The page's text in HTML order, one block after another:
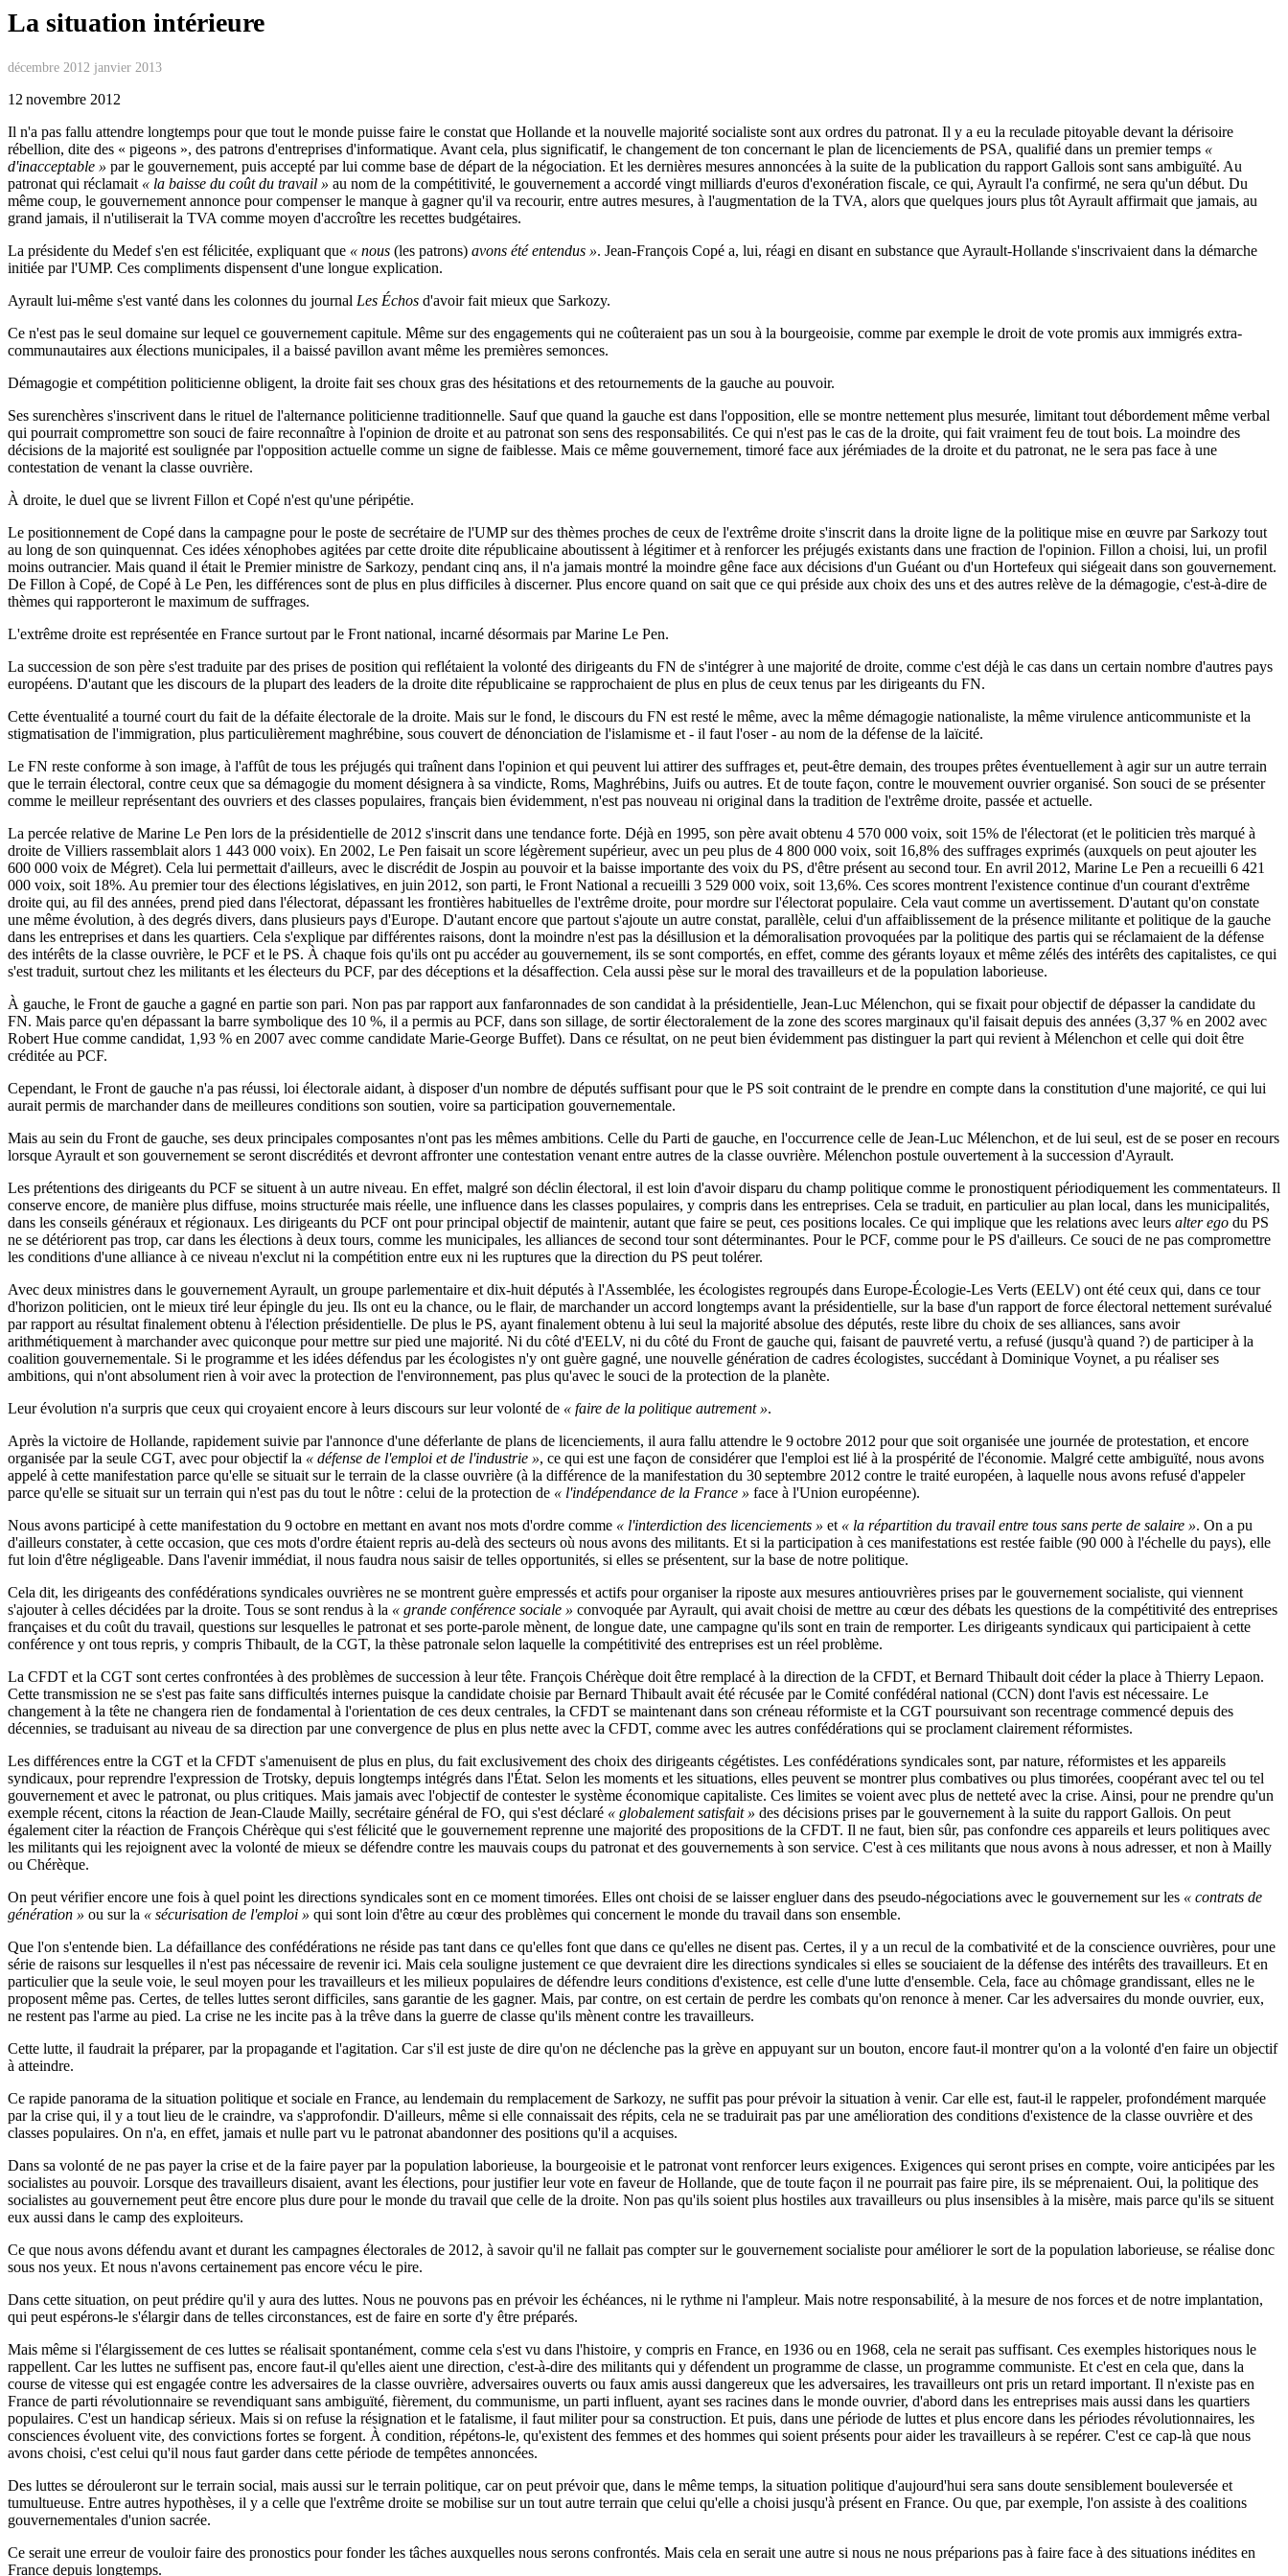
La situation intérieure
décembre 2012 janvier 2013
12 novembre 2012
Il n'a pas fallu attendre longtemps pour que tout le monde puisse faire le constat que Hollande et la nouvelle majorité socialiste sont aux ordres du patronat. Il y a eu la reculade pitoyable devant la dérisoire
rébellion, dite des « pigeons », des patrons d'entreprises d'informatique. Avant cela, plus significatif, le changement de ton concernant le plan de licenciements de PSA, qualifié dans un premier temps «
d'inacceptable » par le gouvernement, puis accepté par lui comme base de départ de la négociation. Et les dernières mesures annoncées à la suite de la publication du rapport Gallois sont sans ambiguïté. Au
patronat qui réclamait « la baisse du coût du travail » au nom de la compétitivité, le gouvernement a accordé vingt milliards d'euros d'exonération fiscale, ce qui, Ayrault l'a confirmé, ne sera qu'un début. Du
même coup, le gouvernement annonce pour compenser le manque à gagner qu'il va recourir, entre autres mesures, à l'augmentation de la TVA, alors que quelques jours plus tôt Ayrault affirmait que jamais, au
grand jamais, il n'utiliserait la TVA comme moyen d'accroître les recettes budgétaires.
La présidente du Medef s'en est félicitée, expliquant que « nous (les patrons) avons été entendus ». Jean-François Copé a, lui, réagi en disant en substance que Ayrault-Hollande s'inscrivaient dans la démarche
initiée par l'UMP. Ces compliments dispensent d'une longue explication.
Ayrault lui-même s'est vanté dans les colonnes du journal Les Échos d'avoir fait mieux que Sarkozy.
Ce n'est pas le seul domaine sur lequel ce gouvernement capitule. Même sur des engagements qui ne coûteraient pas un sou à la bourgeoisie, comme par exemple le droit de vote promis aux immigrés extra-
communautaires aux élections municipales, il a baissé pavillon avant même les premières semonces.
Démagogie et compétition politicienne obligent, la droite fait ses choux gras des hésitations et des retournements de la gauche au pouvoir.
Ses surenchères s'inscrivent dans le rituel de l'alternance politicienne traditionnelle. Sauf que quand la gauche est dans l'opposition, elle se montre nettement plus mesurée, limitant tout débordement même verbal
qui pourrait compromettre son souci de faire reconnaître à l'opinion de droite et au patronat son sens des responsabilités. Ce qui n'est pas le cas de la droite, qui fait vraiment feu de tout bois. La moindre des
décisions de la majorité est soulignée par l'opposition actuelle comme un signe de faiblesse. Mais ce même gouvernement, timoré face aux jérémiades de la droite et du patronat, ne le sera pas face à une
contestation de venant la classe ouvrière.
À droite, le duel que se livrent Fillon et Copé n'est qu'une péripétie.
Le positionnement de Copé dans la campagne pour le poste de secrétaire de l'UMP sur des thèmes proches de ceux de l'extrême droite s'inscrit dans la droite ligne de la politique mise en œuvre par Sarkozy tout
au long de son quinquennat. Ces idées xénophobes agitées par cette droite dite républicaine aboutissent à légitimer et à renforcer les préjugés existants dans une fraction de l'opinion. Fillon a choisi, lui, un profil
moins outrancier. Mais quand il était le Premier ministre de Sarkozy, pendant cinq ans, il n'a jamais montré la moindre gêne face aux décisions d'un Guéant ou d'un Hortefeux qui siégeait dans son gouvernement.
De Fillon à Copé, de Copé à Le Pen, les différences sont de plus en plus difficiles à discerner. Plus encore quand on sait que ce qui préside aux choix des uns et des autres relève de la démagogie, c'est-à-dire de
thèmes qui rapporteront le maximum de suffrages.
L'extrême droite est représentée en France surtout par le Front national, incarné désormais par Marine Le Pen.
La succession de son père s'est traduite par des prises de position qui reflétaient la volonté des dirigeants du FN de s'intégrer à une majorité de droite, comme c'est déjà le cas dans un certain nombre d'autres pays
européens. D'autant que les discours de la plupart des leaders de la droite dite républicaine se rapprochaient de plus en plus de ceux tenus par les dirigeants du FN.
Cette éventualité a tourné court du fait de la défaite électorale de la droite. Mais sur le fond, le discours du FN est resté le même, avec la même démagogie nationaliste, la même virulence anticommuniste et la
stigmatisation de l'immigration, plus particulièrement maghrébine, sous couvert de dénonciation de l'islamisme et - il faut l'oser - au nom de la défense de la laïcité.
Le FN reste conforme à son image, à l'affût de tous les préjugés qui traînent dans l'opinion et qui peuvent lui attirer des suffrages et, peut-être demain, des troupes prêtes éventuellement à agir sur un autre terrain
que le terrain électoral, contre ceux que sa démagogie du moment désignera à sa vindicte, Roms, Maghrébins, Juifs ou autres. Et de toute façon, contre le mouvement ouvrier organisé. Son souci de se présenter
comme le meilleur représentant des ouvriers et des classes populaires, français bien évidemment, n'est pas nouveau ni original dans la tradition de l'extrême droite, passée et actuelle.
La percée relative de Marine Le Pen lors de la présidentielle de 2012 s'inscrit dans une tendance forte. Déjà en 1995, son père avait obtenu 4 570 000 voix, soit 15% de l'électorat (et le politicien très marqué à
droite de Villiers rassemblait alors 1 443 000 voix). En 2002, Le Pen faisait un score légèrement supérieur, avec un peu plus de 4 800 000 voix, soit 16,8% des suffrages exprimés (auxquels on peut ajouter les
600 000 voix de Mégret). Cela lui permettait d'ailleurs, avec le discrédit de Jospin au pouvoir et la baisse importante des voix du PS, d'être présent au second tour. En avril 2012, Marine Le Pen a recueilli 6 421
000 voix, soit 18%. Au premier tour des élections législatives, en juin 2012, son parti, le Front National a recueilli 3 529 000 voix, soit 13,6%. Ces scores montrent l'existence continue d'un courant d'extrême
droite qui, au fil des années, prend pied dans l'électorat, dépassant les frontières habituelles de l'extrême droite, pour mordre sur l'électorat populaire. Cela vaut comme un avertissement. D'autant qu'on constate
une même évolution, à des degrés divers, dans plusieurs pays d'Europe. D'autant encore que partout s'ajoute un autre constat, parallèle, celui d'un affaiblissement de la présence militante et politique de la gauche
dans les entreprises et dans les quartiers. Cela s'explique par différentes raisons, dont la moindre n'est pas la désillusion et la démoralisation provoquées par la politique des partis qui se réclamaient de la défense
des intérêts de la classe ouvrière, le PCF et le PS. À chaque fois qu'ils ont pu accéder au gouvernement, ils se sont comportés, en effet, comme des gérants loyaux et même zélés des intérêts des capitalistes, ce qui
s'est traduit, surtout chez les militants et les électeurs du PCF, par des déceptions et la désaffection. Cela aussi pèse sur le moral des travailleurs et de la population laborieuse.
À gauche, le Front de gauche a gagné en partie son pari. Non pas par rapport aux fanfaronnades de son candidat à la présidentielle, Jean-Luc Mélenchon, qui se fixait pour objectif de dépasser la candidate du
FN. Mais parce qu'en dépassant la barre symbolique des 10 %, il a permis au PCF, dans son sillage, de sortir électoralement de la zone des scores marginaux qu'il faisait depuis des années (3,37 % en 2002 avec
Robert Hue comme candidat, 1,93 % en 2007 avec comme candidate Marie-George Buffet). Dans ce résultat, on ne peut bien évidemment pas distinguer la part qui revient à Mélenchon et celle qui doit être
créditée au PCF.
Cependant, le Front de gauche n'a pas réussi, loi électorale aidant, à disposer d'un nombre de députés suffisant pour que le PS soit contraint de le prendre en compte dans la constitution d'une majorité, ce qui lui
aurait permis de marchander dans de meilleures conditions son soutien, voire sa participation gouvernementale.
Mais au sein du Front de gauche, ses deux principales composantes n'ont pas les mêmes ambitions. Celle du Parti de gauche, en l'occurrence celle de Jean-Luc Mélenchon, et de lui seul, est de se poser en recours
lorsque Ayrault et son gouvernement se seront discrédités et devront affronter une contestation venant entre autres de la classe ouvrière. Mélenchon postule ouvertement à la succession d'Ayrault.
Les prétentions des dirigeants du PCF se situent à un autre niveau. En effet, malgré son déclin électoral, il est loin d'avoir disparu du champ politique comme le pronostiquent périodiquement les commentateurs. Il
conserve encore, de manière plus diffuse, moins structurée mais réelle, une influence dans les classes populaires, y compris dans les entreprises. Cela se traduit, en particulier au plan local, dans les municipalités,
dans les conseils généraux et régionaux. Les dirigeants du PCF ont pour principal objectif de maintenir, autant que faire se peut, ces positions locales. Ce qui implique que les relations avec leurs alter ego du PS
ne se détériorent pas trop, car dans les élections à deux tours, comme les municipales, les alliances de second tour sont déterminantes. Pour le PCF, comme pour le PS d'ailleurs. Ce souci de ne pas compromettre
les conditions d'une alliance à ce niveau n'exclut ni la compétition entre eux ni les ruptures que la direction du PS peut tolérer.
Avec deux ministres dans le gouvernement Ayrault, un groupe parlementaire et dix-huit députés à l'Assemblée, les écologistes regroupés dans Europe-Écologie-Les Verts (EELV) ont été ceux qui, dans ce tour
d'horizon politicien, ont le mieux tiré leur épingle du jeu. Ils ont eu la chance, ou le flair, de marchander un accord longtemps avant la présidentielle, sur la base d'un rapport de force électoral nettement surévalué
par rapport au résultat finalement obtenu à l'élection présidentielle. De plus le PS, ayant finalement obtenu à lui seul la majorité absolue des députés, reste libre du choix de ses alliances, sans avoir
arithmétiquement à marchander avec quiconque pour mettre sur pied une majorité. Ni du côté d'EELV, ni du côté du Front de gauche qui, faisant de pauvreté vertu, a refusé (jusqu'à quand ?) de participer à la
coalition gouvernementale. Si le programme et les idées défendus par les écologistes n'y ont guère gagné, une nouvelle génération de cadres écologistes, succédant à Dominique Voynet, a pu réaliser ses
ambitions, qui n'ont absolument rien à voir avec la protection de l'environnement, pas plus qu'avec le souci de la protection de la planète.
Leur évolution n'a surpris que ceux qui croyaient encore à leurs discours sur leur volonté de « faire de la politique autrement ».
Après la victoire de Hollande, rapidement suivie par l'annonce d'une déferlante de plans de licenciements, il aura fallu attendre le 9 octobre 2012 pour que soit organisée une journée de protestation, et encore
organisée par la seule CGT, avec pour objectif la « défense de l'emploi et de l'industrie », ce qui est une façon de considérer que l'emploi est lié à la prospérité de l'économie. Malgré cette ambiguïté, nous avons
appelé à cette manifestation parce qu'elle se situait sur le terrain de la classe ouvrière (à la différence de la manifestation du 30 septembre 2012 contre le traité européen, à laquelle nous avons refusé d'appeler
parce qu'elle se situait sur un terrain qui n'est pas du tout le nôtre : celui de la protection de « l'indépendance de la France » face à l'Union européenne).
Nous avons participé à cette manifestation du 9 octobre en mettant en avant nos mots d'ordre comme « l'interdiction des licenciements » et « la répartition du travail entre tous sans perte de salaire ». On a pu
d'ailleurs constater, à cette occasion, que ces mots d'ordre étaient repris au-delà des secteurs où nous avons des militants. Et si la participation à ces manifestations est restée faible (90 000 à l'échelle du pays), elle
fut loin d'être négligeable. Dans l'avenir immédiat, il nous faudra nous saisir de telles opportunités, si elles se présentent, sur la base de notre politique.
Cela dit, les dirigeants des confédérations syndicales ouvrières ne se montrent guère empressés et actifs pour organiser la riposte aux mesures antiouvrières prises par le gouvernement socialiste, qui viennent
s'ajouter à celles décidées par la droite. Tous se sont rendus à la « grande conférence sociale » convoquée par Ayrault, qui avait choisi de mettre au cœur des débats les questions de la compétitivité des entreprises
françaises et du coût du travail, questions sur lesquelles le patronat et ses porte-parole mènent, de longue date, une campagne qu'ils sont en train de remporter. Les dirigeants syndicaux qui participaient à cette
conférence y ont tous repris, y compris Thibault, de la CGT, la thèse patronale selon laquelle la compétitivité des entreprises est un réel problème.
La CFDT et la CGT sont certes confrontées à des problèmes de succession à leur tête. François Chérèque doit être remplacé à la direction de la CFDT, et Bernard Thibault doit céder la place à Thierry Lepaon.
Cette transmission ne se s'est pas faite sans difficultés internes puisque la candidate choisie par Bernard Thibault avait été récusée par le Comité confédéral national (CCN) dont l'avis est nécessaire. Le
changement à la tête ne changera rien de fondamental à l'orientation de ces deux centrales, la CFDT se maintenant dans son créneau réformiste et la CGT poursuivant son recentrage commencé depuis des
décennies, se traduisant au niveau de sa direction par une convergence de plus en plus nette avec la CFDT, comme avec les autres confédérations qui se proclament clairement réformistes.
Les différences entre la CGT et la CFDT s'amenuisent de plus en plus, du fait exclusivement des choix des dirigeants cégétistes. Les confédérations syndicales sont, par nature, réformistes et les appareils
syndicaux, pour reprendre l'expression de Trotsky, depuis longtemps intégrés dans l'État. Selon les moments et les situations, elles peuvent se montrer plus combatives ou plus timorées, coopérant avec tel ou tel
gouvernement et avec le patronat, ou plus critiques. Mais jamais avec l'objectif de contester le système économique capitaliste. Ces limites se voient avec plus de netteté avec la crise. Ainsi, pour ne prendre qu'un
exemple récent, citons la réaction de Jean-Claude Mailly, secrétaire général de FO, qui s'est déclaré « globalement satisfait » des décisions prises par le gouvernement à la suite du rapport Gallois. On peut
également citer la réaction de François Chérèque qui s'est félicité que le gouvernement reprenne une majorité des propositions de la CFDT. Il ne faut, bien sûr, pas confondre ces appareils et leurs politiques avec
les militants qui les rejoignent avec la volonté de mieux se défendre contre les mauvais coups du patronat et des gouvernements à son service. C'est à ces militants que nous avons à nous adresser, et non à Mailly
ou Chérèque.
On peut vérifier encore une fois à quel point les directions syndicales sont en ce moment timorées. Elles ont choisi de se laisser engluer dans des pseudo-négociations avec le gouvernement sur les « contrats de
génération » ou sur la « sécurisation de l'emploi » qui sont loin d'être au cœur des problèmes qui concernent le monde du travail dans son ensemble.
Que l'on s'entende bien. La défaillance des confédérations ne réside pas tant dans ce qu'elles font que dans ce qu'elles ne disent pas. Certes, il y a un recul de la combativité et de la conscience ouvrières, pour une
série de raisons sur lesquelles il n'est pas nécessaire de revenir ici. Mais cela souligne justement ce que devraient dire les directions syndicales si elles se souciaient de la défense des intérêts des travailleurs. Et en
particulier que la seule voie, le seul moyen pour les travailleurs et les milieux populaires de défendre leurs conditions d'existence, est celle d'une lutte d'ensemble. Cela, face au chômage grandissant, elles ne le
proposent même pas. Certes, de telles luttes seront difficiles, sans garantie de les gagner. Mais, par contre, on est certain de perdre les combats qu'on renonce à mener. Car les adversaires du monde ouvrier, eux,
ne restent pas l'arme au pied. La crise ne les incite pas à la trêve dans la guerre de classe qu'ils mènent contre les travailleurs.
Cette lutte, il faudrait la préparer, par la propagande et l'agitation. Car s'il est juste de dire qu'on ne déclenche pas la grève en appuyant sur un bouton, encore faut-il montrer qu'on a la volonté d'en faire un objectif
à atteindre.
Ce rapide panorama de la situation politique et sociale en France, au lendemain du remplacement de Sarkozy, ne suffit pas pour prévoir la situation à venir. Car elle est, faut-il le rappeler, profondément marquée
par la crise qui, il y a tout lieu de le craindre, va s'approfondir. D'ailleurs, même si elle connaissait des répits, cela ne se traduirait pas par une amélioration des conditions d'existence de la classe ouvrière et des
classes populaires. On n'a, en effet, jamais et nulle part vu le patronat abandonner des positions qu'il a acquises.
Dans sa volonté de ne pas payer la crise et de la faire payer par la population laborieuse, la bourgeoisie et le patronat vont renforcer leurs exigences. Exigences qui seront prises en compte, voire anticipées par les
socialistes au pouvoir. Lorsque des travailleurs disaient, avant les élections, pour justifier leur vote en faveur de Hollande, que de toute façon il ne pourrait pas faire pire, ils se méprenaient. Oui, la politique des
socialistes au gouvernement peut être encore plus dure pour le monde du travail que celle de la droite. Non pas qu'ils soient plus hostiles aux travailleurs ou plus insensibles à la misère, mais parce qu'ils se situent
eux aussi dans le camp des exploiteurs.
Ce que nous avons défendu avant et durant les campagnes électorales de 2012, à savoir qu'il ne fallait pas compter sur le gouvernement socialiste pour améliorer le sort de la population laborieuse, se réalise donc
sous nos yeux. Et nous n'avons certainement pas encore vécu le pire.
Dans cette situation, on peut prédire qu'il y aura des luttes. Nous ne pouvons pas en prévoir les échéances, ni le rythme ni l'ampleur. Mais notre responsabilité, à la mesure de nos forces et de notre implantation,
qui peut espérons-le s'élargir dans de telles circonstances, est de faire en sorte d'y être préparés.
Mais même si l'élargissement de ces luttes se réalisait spontanément, comme cela s'est vu dans l'histoire, y compris en France, en 1936 ou en 1968, cela ne serait pas suffisant. Ces exemples historiques nous le
rappellent. Car les luttes ne suffisent pas, encore faut-il qu'elles aient une direction, c'est-à-dire des militants qui y défendent un programme de classe, un programme communiste. Et c'est en cela que, dans la
course de vitesse qui est engagée contre les adversaires de la classe ouvrière, adversaires ouverts ou faux amis aussi dangereux que les adversaires, les travailleurs ont pris un retard important. Il n'existe pas en
France de parti révolutionnaire se revendiquant sans ambiguïté, fièrement, du communisme, un parti influent, ayant ses racines dans le monde ouvrier, d'abord dans les entreprises mais aussi dans les quartiers
populaires. C'est un handicap sérieux. Mais si on refuse la résignation et le fatalisme, il faut militer pour sa construction. Et puis, dans une période de luttes et plus encore dans les périodes révolutionnaires, les
consciences évoluent vite, des convictions fortes se forgent. À condition, répétons-le, qu'existent des femmes et des hommes qui soient présents pour aider les travailleurs à se repérer. C'est ce cap-là que nous
avons choisi, c'est celui qu'il nous faut garder dans cette période de tempêtes annoncées.
Des luttes se dérouleront sur le terrain social, mais aussi sur le terrain politique, car on peut prévoir que, dans le même temps, la situation politique d'aujourd'hui sera sans doute sensiblement bouleversée et
tumultueuse. Entre autres hypothèses, il y a celle que l'extrême droite se mobilise sur un tout autre terrain que celui qu'elle a choisi jusqu'à présent en France. Ou que, par exemple, l'on assiste à des coalitions
gouvernementales d'union sacrée.
Ce serait une erreur de vouloir faire des pronostics pour fonder les tâches auxquelles nous serons confrontés. Mais cela en serait une autre si nous ne nous préparions pas à faire face à des situations inédites en
France depuis longtemps.